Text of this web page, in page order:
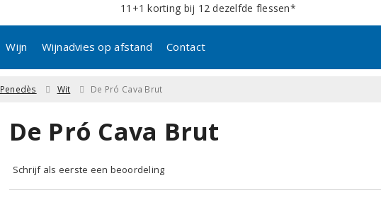
11+1 korting bij 12 dezelfde flessen*
Wijn Wijnadvies op afstand Contact
Penedès Wit De Pró Cava Brut
De Pró Cava Brut
Schrijf als eerste een beoordeling